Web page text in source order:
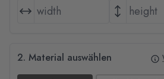
2. Material auswählen